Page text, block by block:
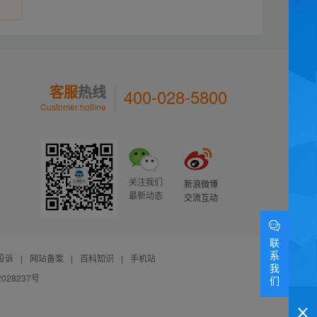
客服热线
Customer hotline 400-028-5800
关注我们
最新动态
新浪微博
交流互动
诉 | 网站备案 | 百科知识 |
手机站
号
联
系
我
们